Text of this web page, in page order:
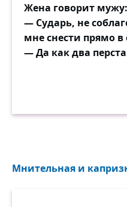
Жена говорит мужу:
— Сударь, не
мне снести прямо
— Да как два
Мнительная и